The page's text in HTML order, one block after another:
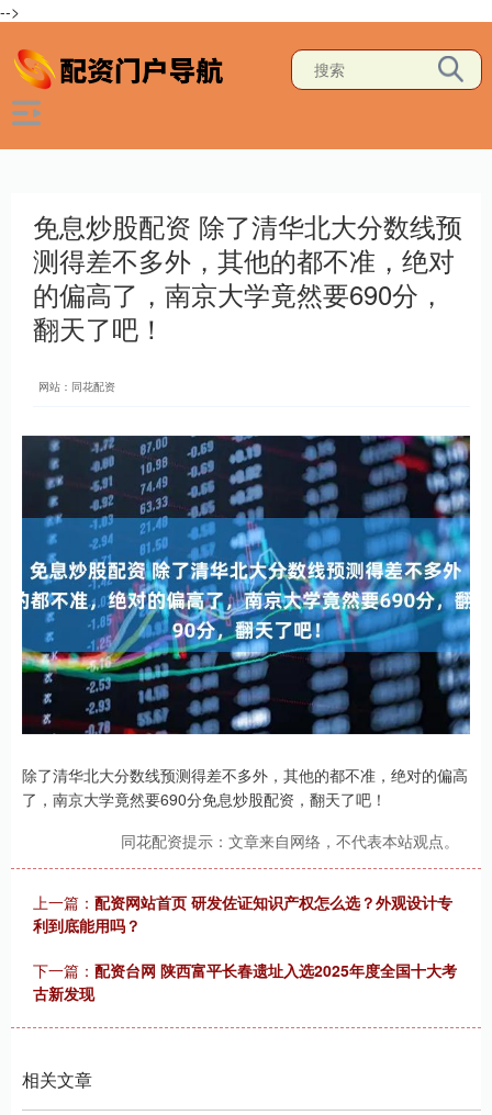
-->
免息炒股配资 除了清华北大分数线预
测得差不多外，其他的都不准，绝对
的偏高了，南京大学竟然要690分，
翻天了吧！
网站：同花配资
除了清华北大分数线预测得差不多外，其他的都不准，绝对的偏高
了，南京大学竟然要690分免息炒股配资，翻天了吧！
同花配资提示：文章来自网络，不代表本站观点。
上一篇： 配资网站首页 研发佐证知识产权怎么选？外观设计专
利到底能用吗？
下一篇： 配资台网 陕西富平长春遗址入选2025年度全国十大考
古新发现
相关文章